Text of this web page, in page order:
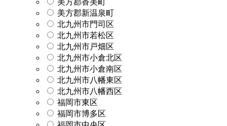
美方郡新温泉町
北九州市門司区
北九州市若松区
北九州市戸畑区
北九州市小倉北区
北九州市小倉南区
北九州市八幡東区
北九州市八幡西区
福岡市東区
福岡市博多区